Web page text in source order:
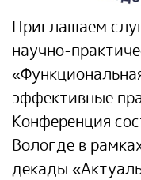
Приглашаем
научно-
эффективные
Конференция
Вологде в
декады